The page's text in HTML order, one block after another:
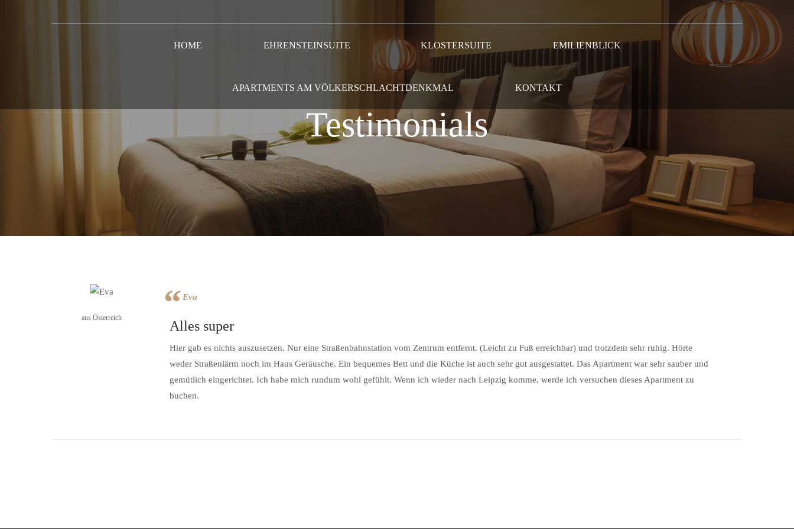
HOME EHRENSTEINSUITE KLOSTERSUITE EMILIENBLICK
APARTMENTS AM VÖLKERSCHLACHTDENKMAL KONTAKT
Testimonials
aus Österreich
Eva
Alles super
Hier gab es nichts auszusetzen. Nur eine Straßenbahnstation vom Zentrum entfernt. (Leicht zu Fuß erreichbar) und trotzdem sehr ruhig. Hörte
weder Straßenlärm noch im Haus Geräusche. Ein bequemes Bett und die Küche ist auch sehr gut ausgestattet. Das Apartment war sehr sauber und
gemütlich eingerichtet. Ich habe mich rundum wohl gefühlt. Wenn ich wieder nach Leipzig komme, werde ich versuchen dieses Apartment zu
buchen.